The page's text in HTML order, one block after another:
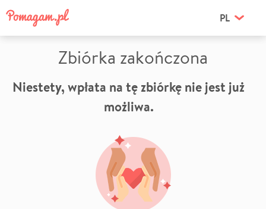
PL
Zbiórka zakończona
Niestety, wpłata na tę zbiórkę nie jest już
możliwa.